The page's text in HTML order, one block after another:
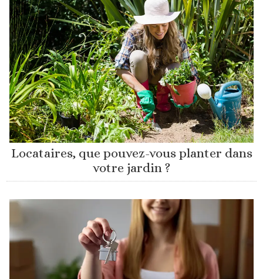
Locataires, que pouvez-vous planter dans
votre jardin ?